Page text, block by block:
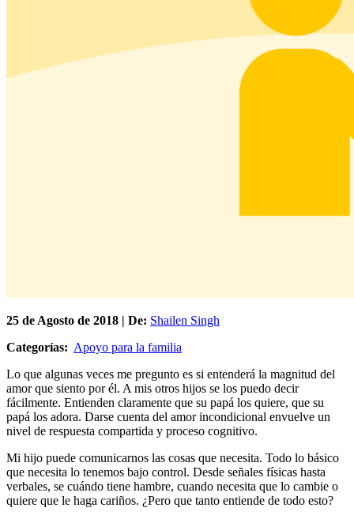
25 de Agosto de 2018 | De: Shailen Singh
Categorías: Apoyo para la familia
Lo que algunas veces me pregunto es si entenderá la magnitud del
amor que siento por él. A mis otros hijos se los puedo decir
fácilmente. Entienden claramente que su papá los quiere, que su
papá los adora. Darse cuenta del amor incondicional envuelve un
nivel de respuesta compartida y proceso cognitivo.
Mi hijo puede comunicarnos las cosas que necesita. Todo lo básico
que necesita lo tenemos bajo control. Desde señales físicas hasta
verbales, se cuándo tiene hambre, cuando necesita que lo cambie o
quiere que le haga cariños. ¿Pero que tanto entiende de todo esto?